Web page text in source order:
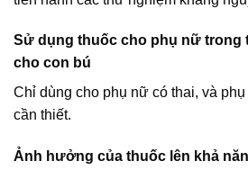
Sử dụng thuốc cho phụ nữ trong
cho con bú
Chỉ dùng cho phụ nữ có thai, và
cần thiết.
Ảnh hưởng của thuốc lên khả